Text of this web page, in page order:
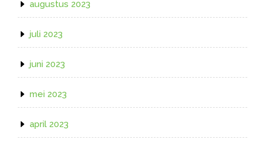
augustus 2023
juli 2023
juni 2023
mei 2023
april 2023